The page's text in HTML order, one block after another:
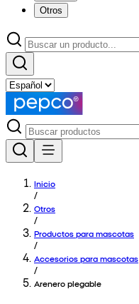
Otros
Inicio
/
Otros
/
Productos para mascotas
/
Accesorios para mascotas
/
Arenero plegable